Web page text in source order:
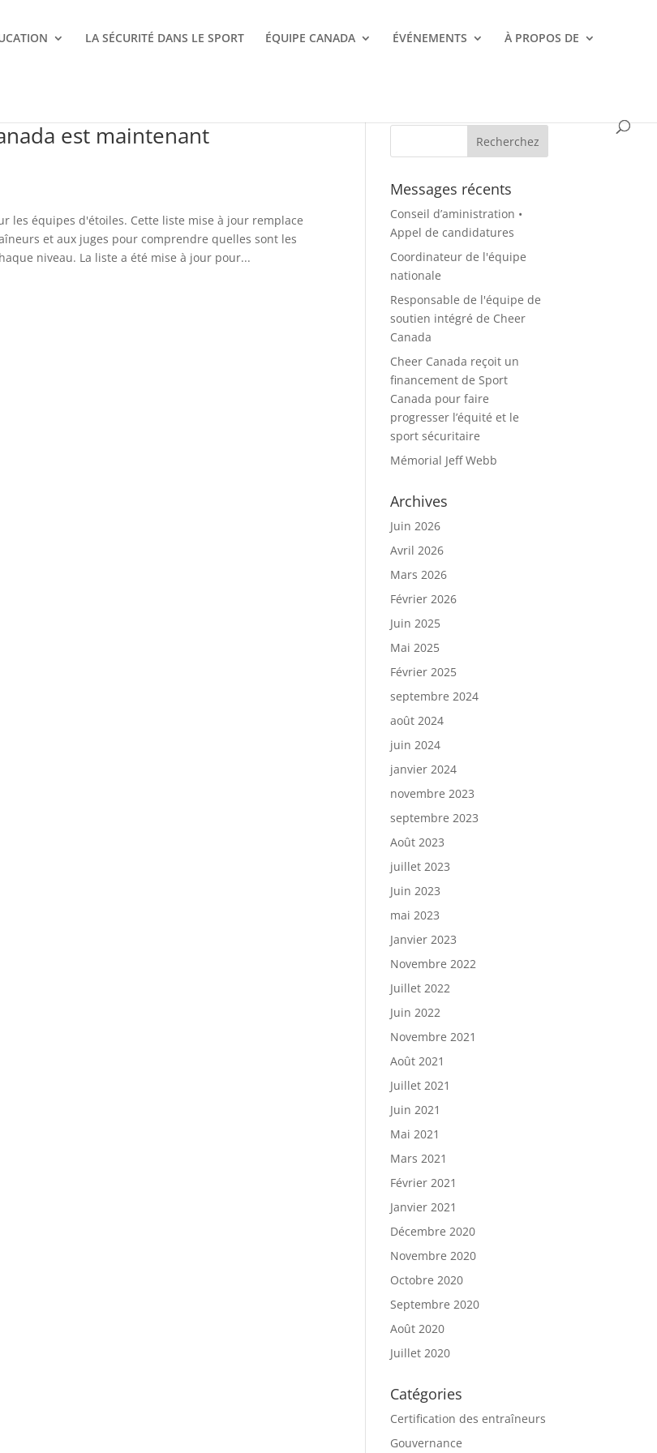
LA SÉCURITÉ DANS LE SPORT ÉQUIPE CANADA ÉVÉNEMENTS À PROPOS DE
est maintenant
les équipes d'étoiles. Cette liste mise à jour remplace
et aux juges pour comprendre quelles sont les
niveau. La liste a été mise à jour pour...
Messages récents
Conseil d’aministration •
Appel de candidatures
Coordinateur de l'équipe
nationale
Responsable de l'équipe de
soutien intégré de Cheer
Canada
Cheer Canada reçoit un
financement de Sport
Canada pour faire
progresser l’équité et le
sport sécuritaire
Mémorial Jeff Webb
Archives
Juin 2026
Avril 2026
Mars 2026
Février 2026
Juin 2025
Mai 2025
Février 2025
septembre 2024
août 2024
juin 2024
janvier 2024
novembre 2023
septembre 2023
Août 2023
juillet 2023
Juin 2023
mai 2023
Janvier 2023
Novembre 2022
Juillet 2022
Juin 2022
Novembre 2021
Août 2021
Juillet 2021
Juin 2021
Mai 2021
Mars 2021
Février 2021
Janvier 2021
Décembre 2020
Novembre 2020
Octobre 2020
Septembre 2020
Août 2020
Juillet 2020
Catégories
Certification des entraîneurs
Gouvernance